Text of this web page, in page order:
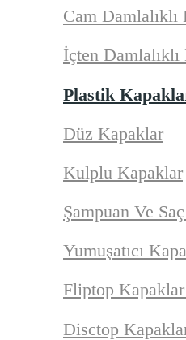
Cam Damlalıklı
İçten
Plastik
Düz Kapaklar
Kulplu Kapaklar
Şampuan Ve
Yumuşatıcı
Fliptop
Disctop